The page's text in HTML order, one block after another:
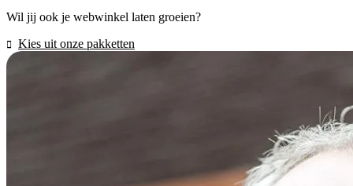
Wil jij ook je webwinkel laten groeien?
Kies uit onze pakketten